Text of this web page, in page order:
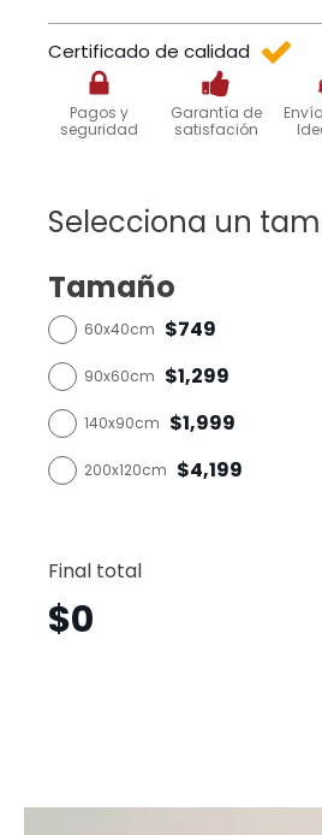
Certificado de calidad
Pagos y
seguridad
Garantía de
satisfación
Selecciona un
Tamaño
60x40cm $749
90x60cm $1,299
140x90cm $1,999
200x120cm $4,199
Final total
$0